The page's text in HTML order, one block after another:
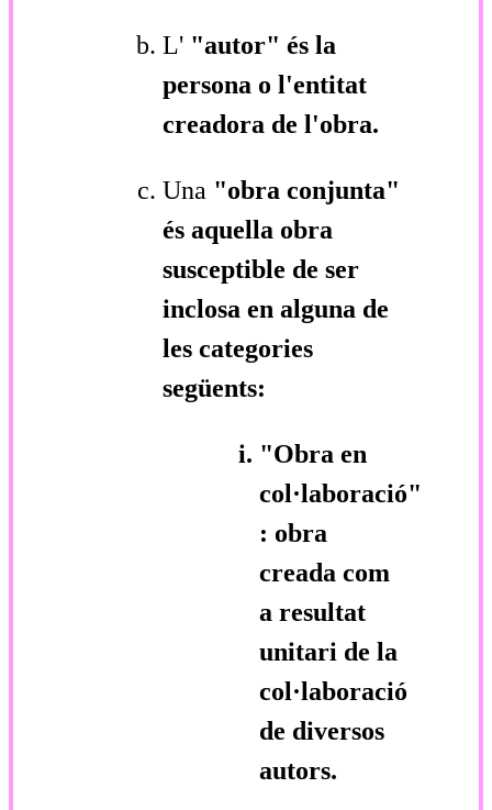
L' "autor" és la
persona o l'entitat
creadora de l'obra.
Una "obra conjunta"
és aquella obra
susceptible de ser
inclosa en alguna de
les categories
següents:
"Obra en
col·laboració"
: obra
creada com
a resultat
unitari de la
col·laboració
de diversos
autors.